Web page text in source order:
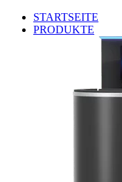
STARTSEITE
PRODUKTE